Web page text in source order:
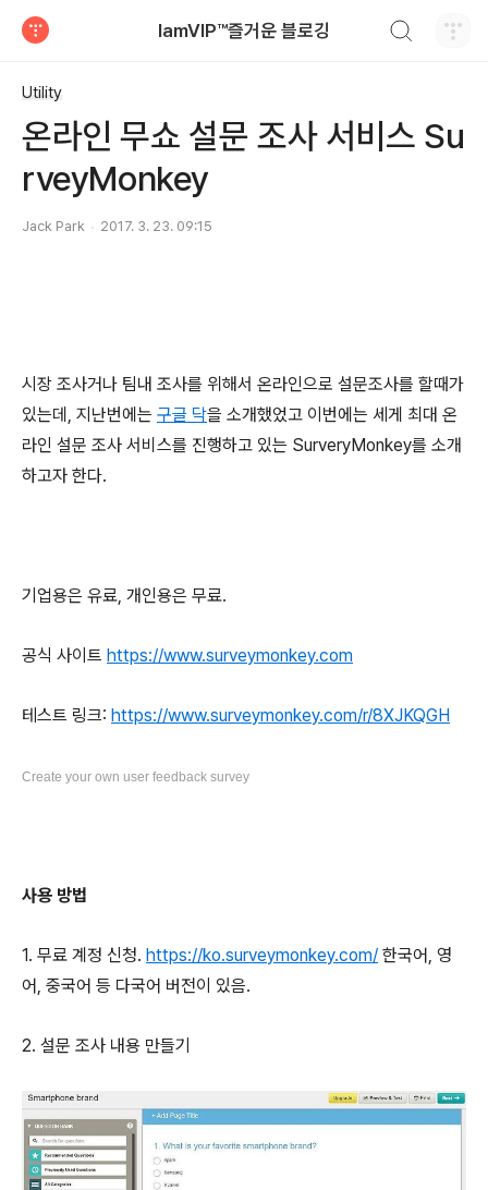
IamVIP™즐거운 블로깅
Utility
온라인 무쇼 설문 조사 서비스 Su
rveyMonkey
Jack Park 2017. 3. 23. 09:15
시장 조사거나 팀내 조사를 위해서 온라인으로 설문조사를 할때가
있는데, 지난번에는 구글 닥을 소개했었고 이번에는 세게 최대 온
라인 설문 조사 서비스를 진행하고 있는 SurveryMonkey를 소개
하고자 한다.
기업용은 유료, 개인용은 무료.
공식 사이트 https://www.surveymonkey.com
테스트 링크: https://www.surveymonkey.com/r/8XJKQGH
Create your own user feedback survey
사용 방법
1. 무료 계정 신청. https://ko.surveymonkey.com/ 한국어, 영
어, 중국어 등 다국어 버전이 있음.
2. 설문 조사 내용 만들기